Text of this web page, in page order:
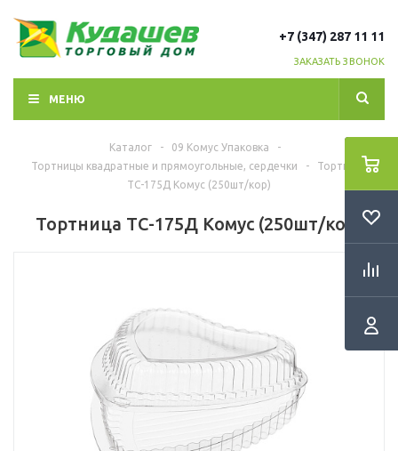
+7 (347) 287 11 11
ЗАКАЗАТЬ ЗВОНОК
МЕНЮ
Каталог - 09 Комус Упаковка
-
Тортницы квадратные и прямоугольные, сердечки
-
Тортница
ТС-175Д Комус (250шт/кор)
Тортница ТС-175Д Комус (250шт/кор)